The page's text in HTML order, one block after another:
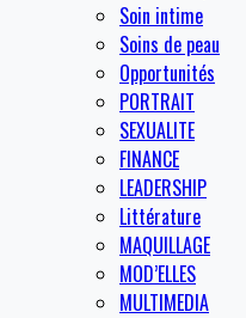
Soin intime
Soins de peau
Opportunités
PORTRAIT
SEXUALITE
FINANCE
LEADERSHIP
Littérature
MAQUILLAGE
MOD’ELLES
MULTIMEDIA